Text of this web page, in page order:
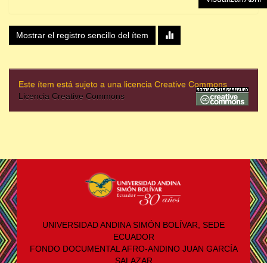
Mostrar el registro sencillo del ítem
Este ítem está sujeto a una licencia Creative Commons
Licencia Creative Commons
UNIVERSIDAD ANDINA SIMÓN BOLÍVAR, SEDE
ECUADOR
FONDO DOCUMENTAL AFRO-ANDINO JUAN GARCÍA
SALAZAR